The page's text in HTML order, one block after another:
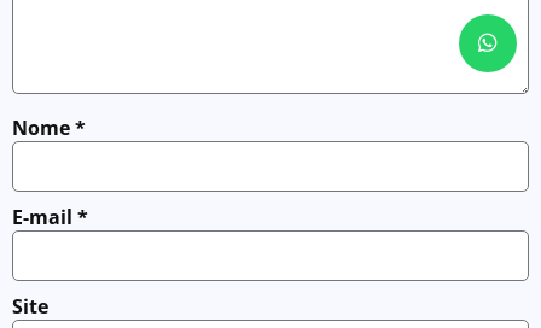
Nome*
E-mail *
Site